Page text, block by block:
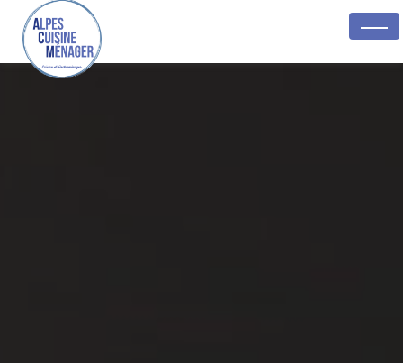
Panneau de gestion des cookies